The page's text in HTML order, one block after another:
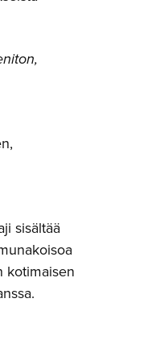
sisältää
kotimaisen